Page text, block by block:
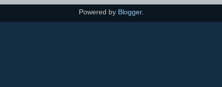
Powered by Blogger.